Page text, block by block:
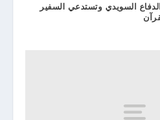
السويدي وتستدعي السفير